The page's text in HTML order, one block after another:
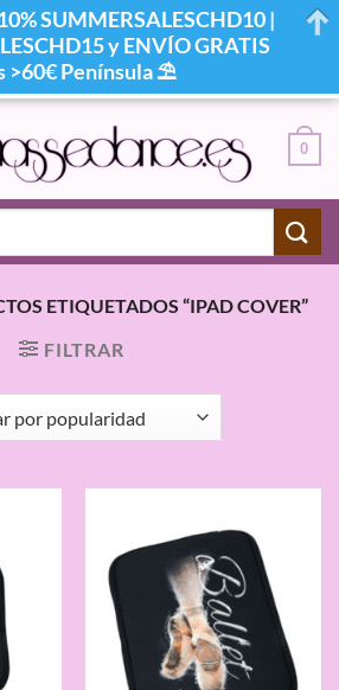
0
ETIQUETADOS “IPAD COVER”
FILTRAR
SUMMERSALESCHD10 |
y ENVÍO GRATIS
>60€ Península ⛱